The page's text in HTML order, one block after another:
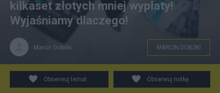
fot. canva
kilkaset złotych mniej wypłaty!
Wyjaśniamy dlaczego!
Marcin Dobski MARCIN DOBSKI
Obserwuj temat Obserwuj notkę